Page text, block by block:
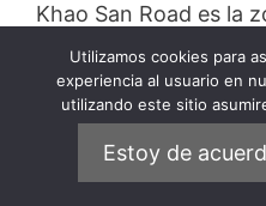
Khao San Road es la
mochilerospara
donde se concentra
alojamiento barato de
En sus calles verás
Utilizamos cookies para
experiencia al usuario en
utilizando este sitio
Estoy de